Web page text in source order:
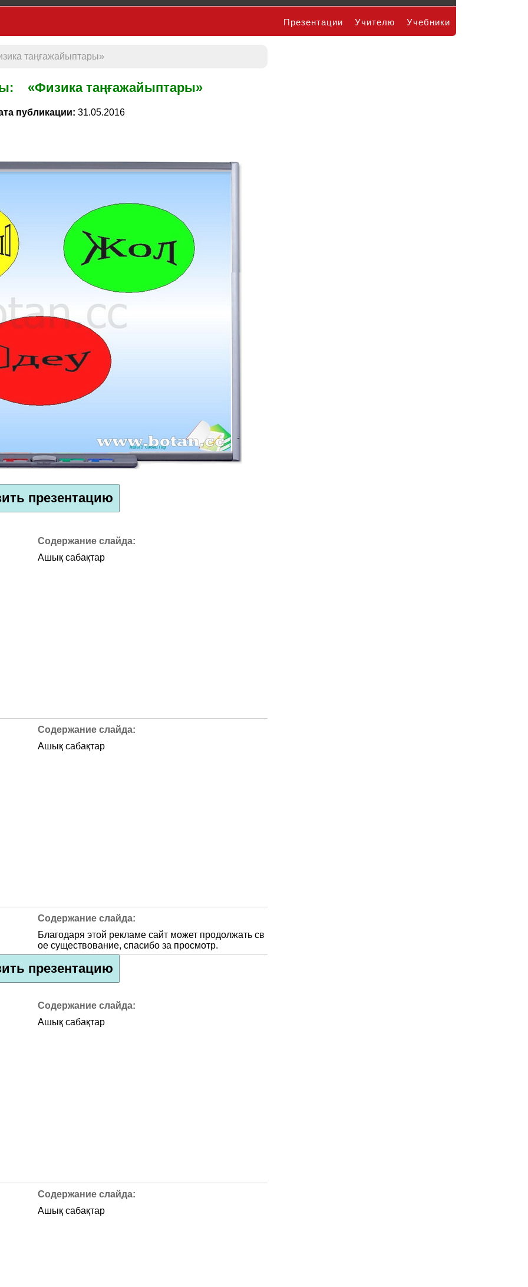
Учебники
Учителю
Презентации
таңғажайыптары»
«Физика таңғажайыптары»
публикации: 31.05.2016
презентацию
Ашық сабақтар
Ашық сабақтар
Благодаря этой рекламе сайт может продолжать св
ое существование, спасибо за просмотр.
презентацию
Ашық сабақтар
Ашық сабақтар